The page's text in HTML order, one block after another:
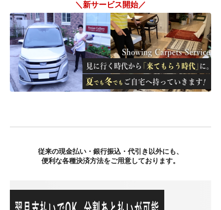
＼新サービス開始／
従来の現金払い・銀行振込・代引き以外にも、
便利な各種決済方法をご用意しております。